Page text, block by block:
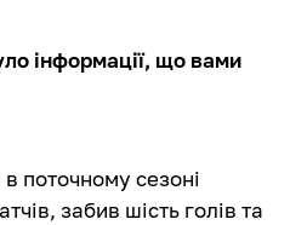
інформації, що вами
поточному сезоні
забив шість голів та